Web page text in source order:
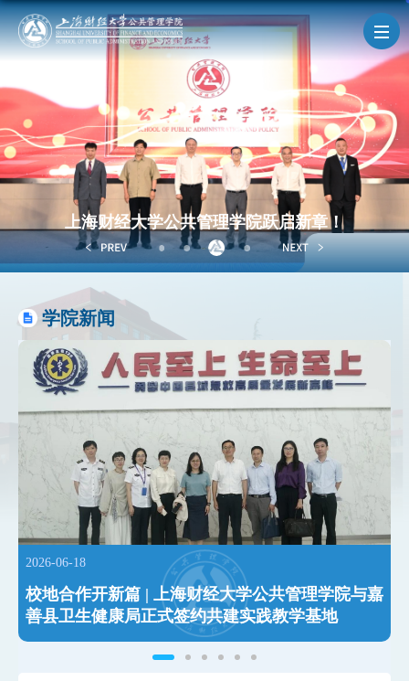
导航
学院概况
MPA
科学研究
教职员工
校友发展
党建园地
上海财经大学公共管理学院跃启新章！
学院新闻
校地合作开新篇 | 上海财经大学公共管理学院与嘉
善县卫生健康局正式签约共建实践教学基地
2026-06-18